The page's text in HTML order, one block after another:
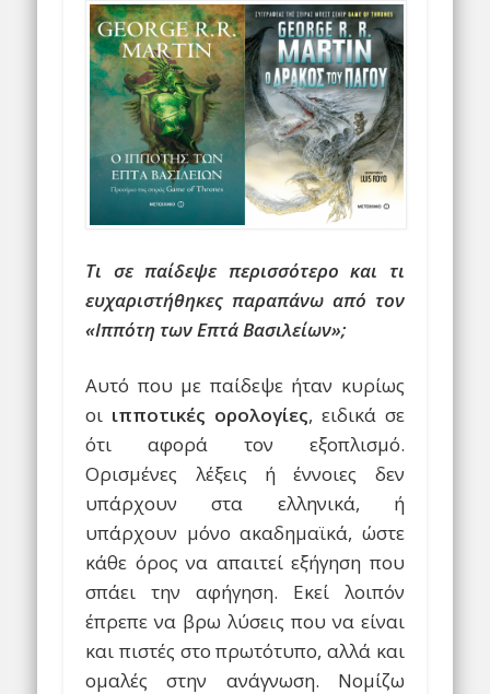
Τι σε παίδεψε περισσότερο και τι
ευχαριστήθηκες παραπάνω από τον
«Ιππότη των Επτά Βασιλείων»;
Αυτό που με παίδεψε ήταν κυρίως
οι ιπποτικές ορολογίες, ειδικά σε
ότι αφορά τον εξοπλισμό.
Ορισμένες λέξεις ή έννοιες δεν
υπάρχουν στα ελληνικά, ή
υπάρχουν μόνο ακαδημαϊκά, ώστε
κάθε όρος να απαιτεί εξήγηση που
σπάει την αφήγηση. Εκεί λοιπόν
έπρεπε να βρω λύσεις που να είναι
και πιστές στο πρωτότυπο, αλλά και
ομαλές στην ανάγνωση. Νομίζω